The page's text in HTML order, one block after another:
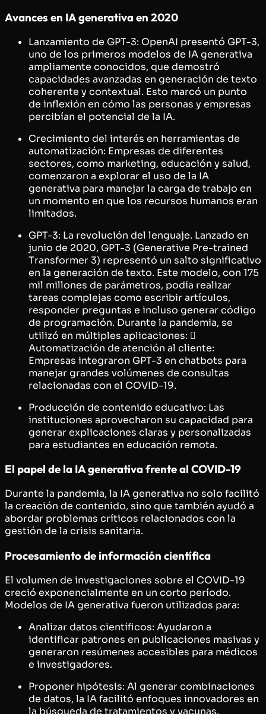
Avances en IA generativa en 2020
Lanzamiento de GPT-3: OpenAI presentó GPT-3,
uno de los primeros modelos de IA generativa
ampliamente conocidos, que demostró
capacidades avanzadas en generación de texto
coherente y contextual. Esto marcó un punto
de inflexión en cómo las personas y empresas
percibían el potencial de la IA.
Crecimiento del interés en herramientas de
automatización: Empresas de diferentes
sectores, como marketing, educación y salud,
comenzaron a explorar el uso de la IA
generativa para manejar la carga de trabajo en
un momento en que los recursos humanos eran
limitados.
GPT-3: La revolución del lenguaje. Lanzado en
junio de 2020, GPT-3 (Generative Pre-trained
Transformer 3) representó un salto significativo
en la generación de texto. Este modelo, con 175
mil millones de parámetros, podía realizar
tareas complejas como escribir artículos,
responder preguntas e incluso generar código
de programación. Durante la pandemia, se
utilizó en múltiples aplicaciones: 
Automatización de atención al cliente:
Empresas integraron GPT-3 en chatbots para
manejar grandes volúmenes de consultas
relacionadas con el COVID-19.
Producción de contenido educativo: Las
instituciones aprovecharon su capacidad para
generar explicaciones claras y personalizadas
para estudiantes en educación remota.
El papel de la IA generativa frente al COVID-19
Durante la pandemia, la IA generativa no solo facilitó
la creación de contenido, sino que también ayudó a
abordar problemas críticos relacionados con la
gestión de la crisis sanitaria.
Procesamiento de información científica
El volumen de investigaciones sobre el COVID-19
creció exponencialmente en un corto período.
Modelos de IA generativa fueron utilizados para:
Analizar datos científicos: Ayudaron a
identificar patrones en publicaciones masivas y
generaron resúmenes accesibles para médicos
e investigadores.
Proponer hipótesis: Al generar combinaciones
de datos, la IA facilitó enfoques innovadores en
la búsqueda de tratamientos y vacunas.